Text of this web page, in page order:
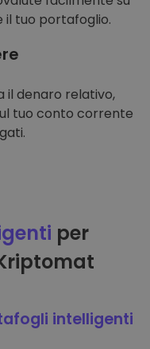
tuo portafoglio.
il denaro relativo,
tuo conto corrente
per
intelligenti